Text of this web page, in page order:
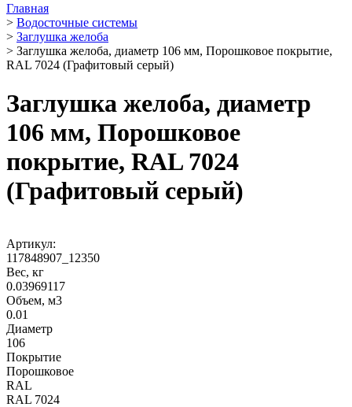
Главная
> Водосточные системы
> Заглушка желоба
> Заглушка желоба, диаметр 106 мм, Порошковое покрытие,
RAL 7024 (Графитовый серый)
Заглушка желоба, диаметр
106 мм, Порошковое
покрытие, RAL 7024
(Графитовый серый)
Артикул:
117848907_12350
Вес, кг
0.03969117
Объем, м3
0.01
Диаметр
106
Покрытие
Порошковое
RAL
RAL 7024